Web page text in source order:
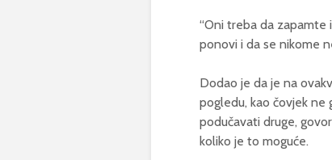
“Oni treba da
ponovi i da se nikome
Dodao je da je na
pogledu, kao čovjek ne
podučavati druge,
koliko je to moguće.